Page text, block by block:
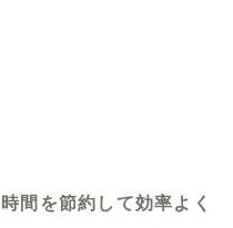
時間を節約して効率よく